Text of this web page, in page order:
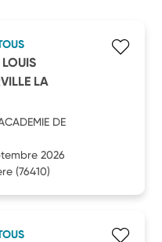
LA
DE
2026
(76410)